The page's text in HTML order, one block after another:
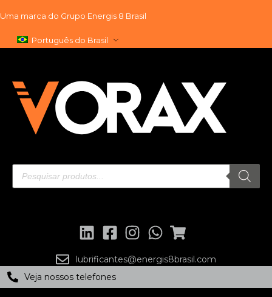
para
Uma marca do Grupo Energis 8 Brasil
Português do Brasil
lubrificantes@energis8brasil.com
Veja nossos telefones